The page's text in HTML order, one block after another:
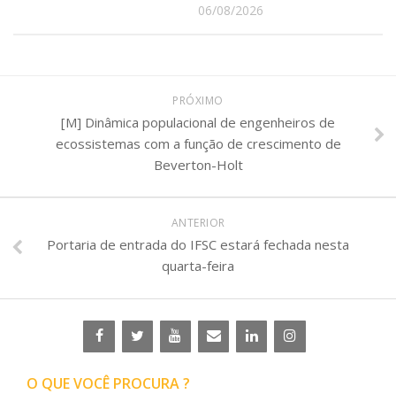
06/08/2026
PRÓXIMO
[M] Dinâmica populacional de engenheiros de
ecossistemas com a função de crescimento de
Beverton-Holt
ANTERIOR
Portaria de entrada do IFSC estará fechada nesta
quarta-feira
O QUE VOCÊ PROCURA ?